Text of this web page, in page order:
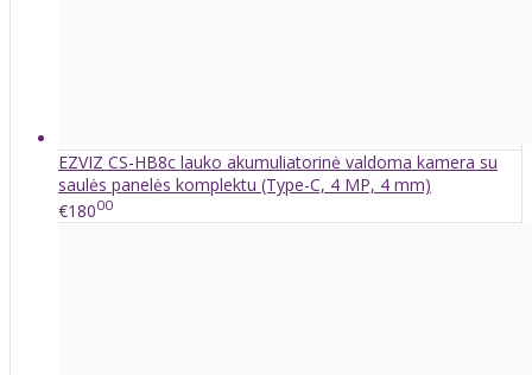
EZVIZ CS-HB8c lauko akumuliatorinė valdoma kamera su
saulės panelės komplektu (Type-C, 4 MP, 4 mm)
€18000